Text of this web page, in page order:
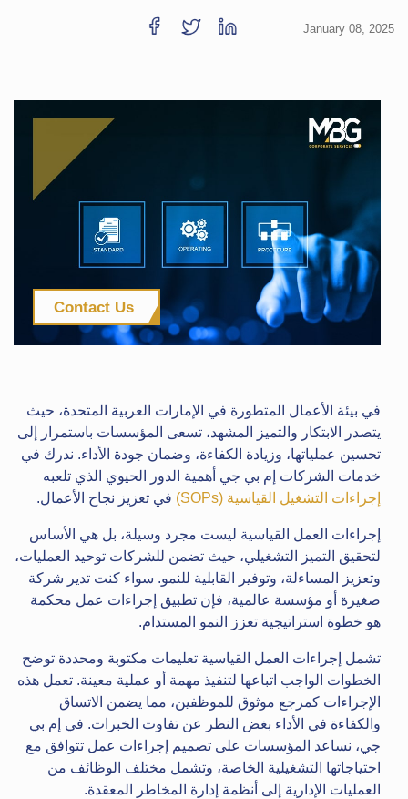
January 08, 2025
Contact Us
في بيئة الأعمال المتطورة في الإمارات العربية المتحدة، حيث
يتصدر الابتكار والتميز المشهد، تسعى المؤسسات باستمرار إلى
تحسين عملياتها، وزيادة الكفاءة، وضمان جودة الأداء. ندرك في
خدمات الشركات إم بي جي أهمية الدور الحيوي الذي تلعبه
إجراءات التشغيل القياسية (SOPs)
في تعزيز نجاح الأعمال.
إجراءات العمل القياسية ليست مجرد وسيلة، بل هي الأساس
لتحقيق التميز التشغيلي، حيث تضمن للشركات توحيد العمليات،
وتعزيز المساءلة، وتوفير القابلية للنمو. سواء كنت تدير شركة
صغيرة أو مؤسسة عالمية، فإن تطبيق إجراءات عمل محكمة
هو خطوة استراتيجية تعزز النمو المستدام.
تشمل إجراءات العمل القياسية تعليمات مكتوبة ومحددة توضح
الخطوات الواجب اتباعها لتنفيذ مهمة أو عملية معينة. تعمل هذه
الإجراءات كمرجع موثوق للموظفين، مما يضمن الاتساق
والكفاءة في الأداء بغض النظر عن تفاوت الخبرات. في إم بي
جي، نساعد المؤسسات على تصميم إجراءات عمل تتوافق مع
احتياجاتها التشغيلية الخاصة، وتشمل مختلف الوظائف من
العمليات الإدارية إلى أنظمة إدارة المخاطر المعقدة.